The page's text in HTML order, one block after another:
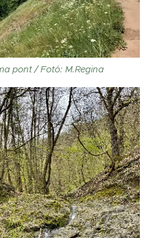
pont / Fotó: M.Regina